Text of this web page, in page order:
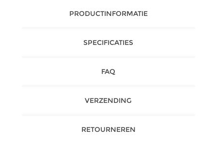
PRODUCTINFORMATIE
SPECIFICATIES
FAQ
VERZENDING
RETOURNEREN